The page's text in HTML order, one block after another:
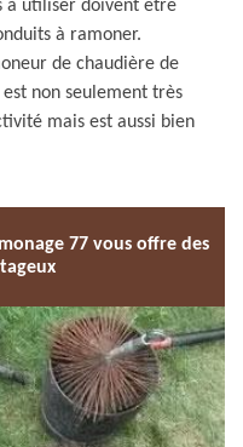
à utiliser doivent être
à ramoner.
de chaudière de
non seulement très
mais est aussi bien
77 vous offre des